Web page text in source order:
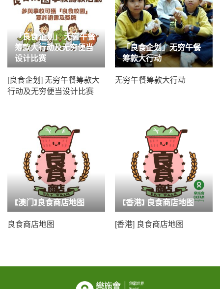
「良食企划」 无穷午餐
筹款大行动及无穷便当
设计比赛
[良食企划] 无穷午餐筹款大
行动及无穷便当设计比赛
「良食企划」无穷午餐
筹款大行动
无穷午餐筹款大行动
[澳门]良食商店地图
良食商店地图
[香港] 良食商店地图
[香港] 良食商店地图